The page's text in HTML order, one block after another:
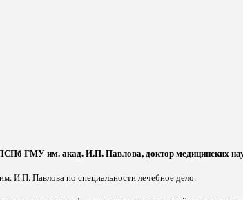
ГМУ им. акад. И.П. Павлова, доктор медицинских
И.П. Павлова по специальности лечебное дело.